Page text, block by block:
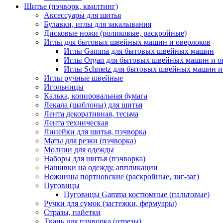
Шитье (пэчворк, квилтинг)
Аксессуары для шитья
Булавки, иглы для закалывания
Дисковые ножи (роликовые, раскройные)
Иглы для бытовых швейных машин и оверлоков
Иглы Gamma для бытовых швейных машин
Иглы Organ для бытовых швейных машин и
Иглы Schmetz для бытовых швейных машин и
Иглы ручные швейные
Игольницы
Калька, копировальная бумага
Лекала (шаблоны) для шитья
Лента декоративная, тесьма
Лента техническая
Линейки для шитья, пэчворка
Маты для резки (пэчворка)
Молнии для одежды
Наборы для шитья (пэчворка)
Нашивки на одежду, аппликации
Ножницы портновские (раскройные, зиг-заг)
Пуговицы
Пуговицы Gamma костюмные (пальтовые)
Ручки для сумок (застежки, фермуары)
Стразы, пайетки
Ткань для пэчворка (отрезы)